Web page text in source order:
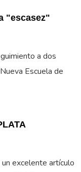
"escasez"
a dos
Escuela de
excelente artículo